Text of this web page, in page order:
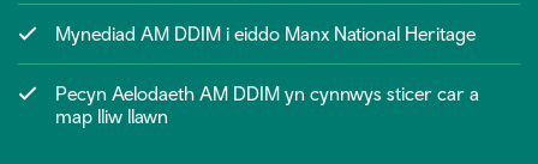
Mynediad AM DDIM i eiddo Manx National Heritage
Pecyn Aelodaeth AM DDIM yn cynnwys sticer car a
map lliw llawn